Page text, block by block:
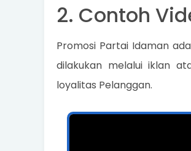
2. Contoh
Promosi Partai Idaman
dilakukan melalui iklan
loyalitas Pelanggan.